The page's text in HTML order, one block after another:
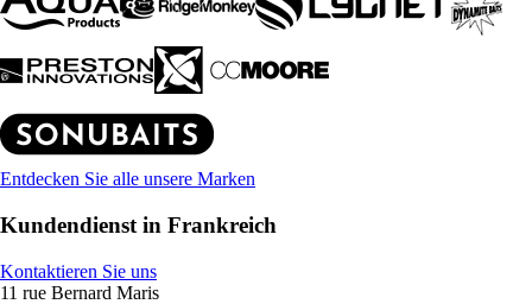
Entdecken Sie alle unsere Marken
Kundendienst in Frankreich
Kontaktieren Sie uns
11 rue Bernard Maris